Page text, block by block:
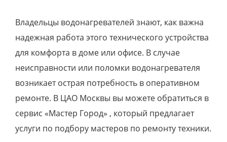
Владельцы водонагревателей знают, как важна
надежная работа этого технического устройства
для комфорта в доме или офисе. В случае
неисправности или поломки водонагревателя
возникает острая потребность в оперативном
ремонте. В ЦАО Москвы вы можете обратиться в
сервис «Мастер Город» , который предлагает
услуги по подбору мастеров по ремонту техники.